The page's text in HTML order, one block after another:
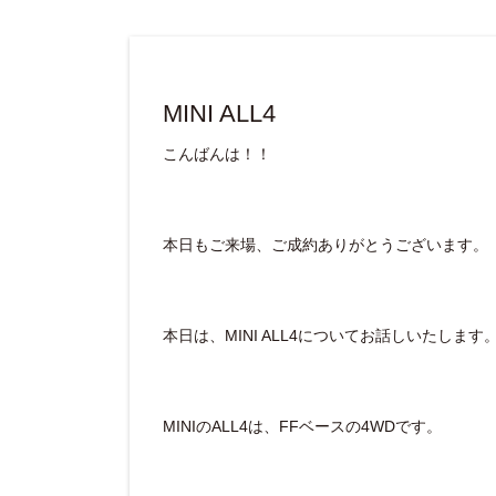
MINI ALL4
こんばんは！！
本日もご来場、ご成約ありがとうございます。
本日は、MINI ALL4についてお話しいたします。
MINIのALL4は、FFベースの4WDです。